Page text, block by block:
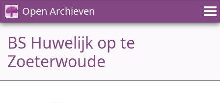
Open Archieven
BS Huwelijk op te
Zoeterwoude